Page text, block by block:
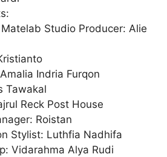
Studio Producer: Alie
Indria Furqon
Tawakal
Reck Post House
Roistan
Stylist: Luthfia Nadhifa
Vidarahma Alya Rudi